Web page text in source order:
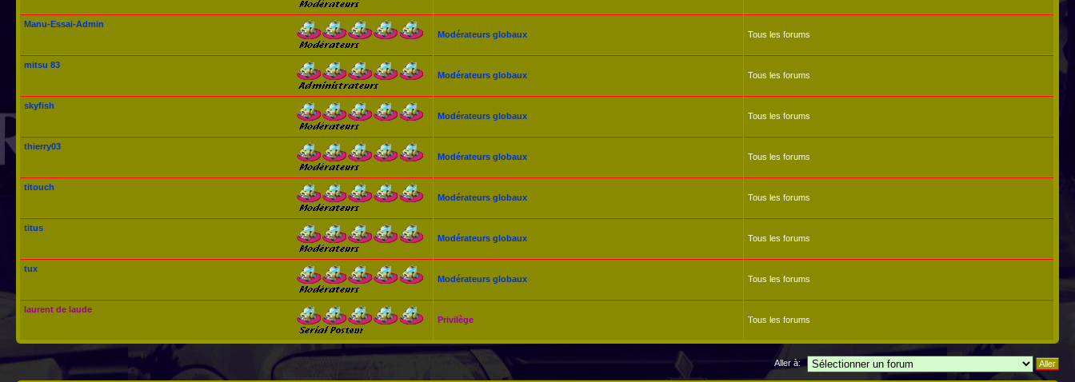
Manu-Essai-Admin
Modérateurs globaux
Tous les forums
mitsu 83
Modérateurs globaux
Tous les forums
skyfish
Modérateurs globaux
Tous les forums
thierry03
Modérateurs globaux
Tous les forums
titouch
Modérateurs globaux
Tous les forums
titus
Modérateurs globaux
Tous les forums
tux
Modérateurs globaux
Tous les forums
laurent de laude
Privilège
Tous les forums
Aller à: